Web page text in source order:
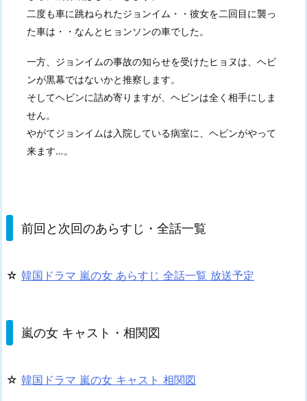
二度も車に跳ねられたジョンイム・・彼女を二回目に襲っ
た車は・・なんとヒョンソンの車でした。
一方、ジョンイムの事故の知らせを受けたヒョヌは、ヘビ
ンが黒幕ではないかと推察します。
そしてヘビンに詰め寄りますが、ヘビンは全く相手にしま
せん。
やがてジョンイムは入院している病室に、ヘビンがやって
来ます…。
前回と次回のあらすじ・全話一覧
☆ 韓国ドラマ 嵐の女 あらすじ 全話一覧 放送予定
嵐の女 キャスト・相関図
☆ 韓国ドラマ 嵐の女 キャスト 相関図